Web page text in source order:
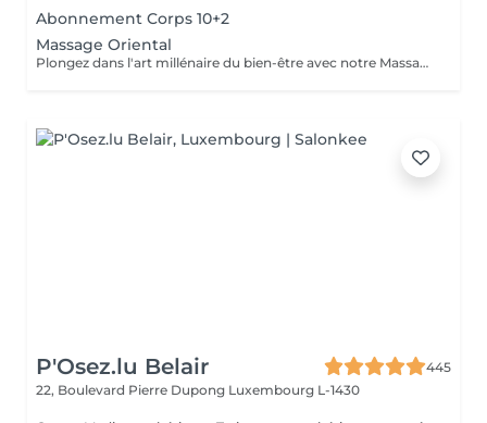
Abonnement Corps 10+2
Massage Oriental
Plongez dans l'art millénaire du bien-être avec notre Massage Oriental. Cette expérience vous transporte vers des contrées lointaines, alliant des techniques de massage traditionnelles à des parfums envoûtants. Laissez-vous envelopper par des mouvements doux et apaisants qui éveillent vos sens tout en relâchant les tensions. Découvrez l'harmonie du corps et de l'esprit dans une atmosphère exotique. Réservez votre voyage vers la sérénité aujourd'hui.
P'Osez.lu Belair
445
22, Boulevard Pierre Dupong Luxembourg L-1430